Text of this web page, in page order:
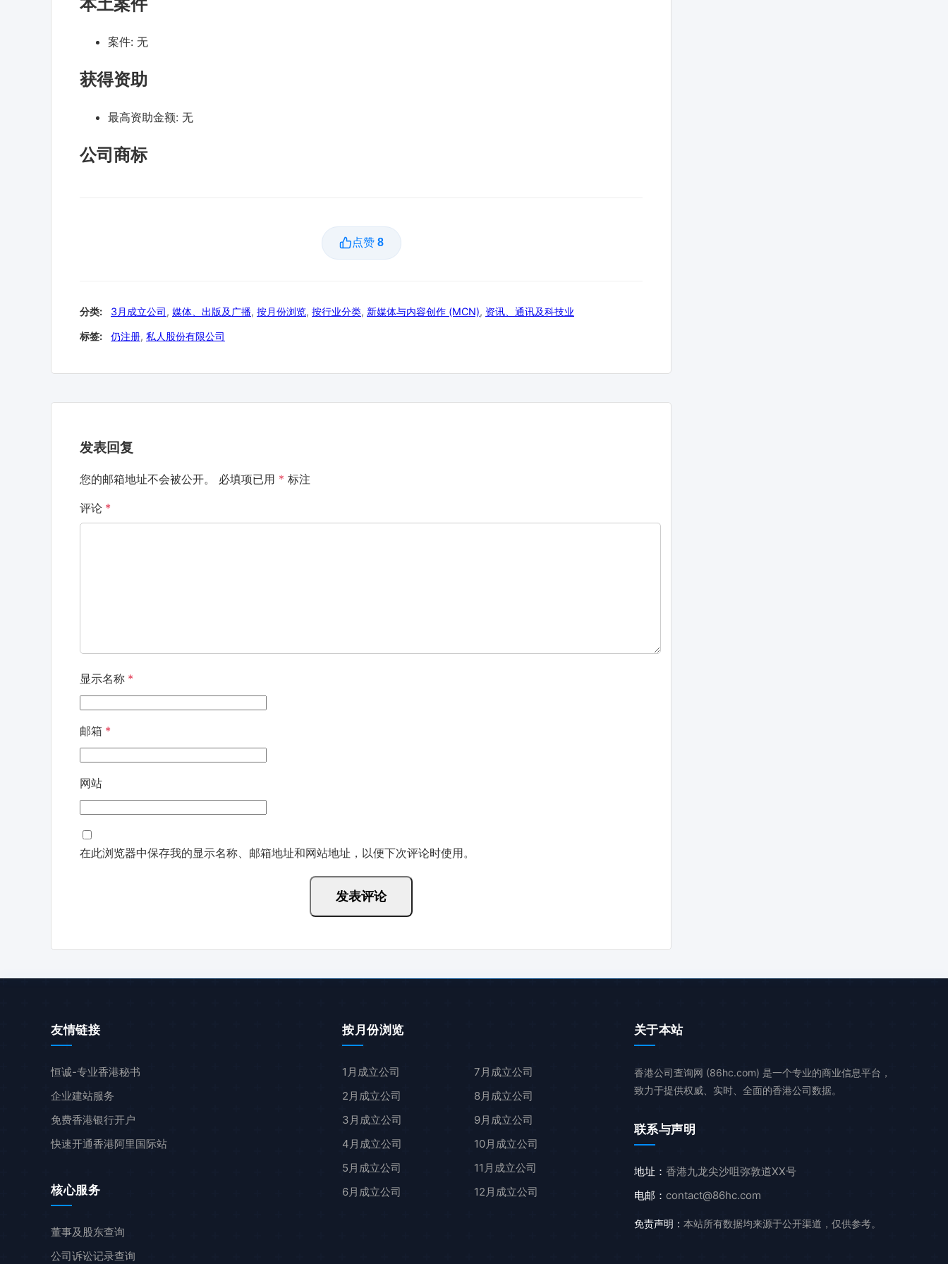
案件: 无
获得资助
最高资助金额: 无
公司商标
点赞 8
分类: 3月成立公司, 媒体、出版及广播, 按月份浏览, 按行业分类, 新媒体与内容创作 (MCN), 资讯、通讯及科技业
标签: 仍注册, 私人股份有限公司
发表回复
您的邮箱地址不会被公开。 必填项已用 * 标注
评论 *
显示名称 *
邮箱 *
网站
在此浏览器中保存我的显示名称、邮箱地址和网站地址，以便下次评论时使用。
友情链接
恒诚-专业香港秘书
企业建站服务
免费香港银行开户
快速开通香港阿里国际站
核心服务
董事及股东查询
公司诉讼记录查询
按月份浏览
1月成立公司
2月成立公司
3月成立公司
4月成立公司
5月成立公司
6月成立公司
7月成立公司
8月成立公司
9月成立公司
10月成立公司
11月成立公司
12月成立公司
关于本站
香港公司查询网 (86hc.com) 是一个专业的商业信息平台，
致力于提供权威、实时、全面的香港公司数据。
联系与声明
地址： 香港九龙尖沙咀弥敦道XX号
电邮： contact@86hc.com
免责声明： 本站所有数据均来源于公开渠道，仅供参考。